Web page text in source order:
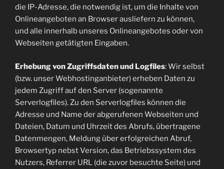
die IP-Adresse, die notwendig ist, um die Inhalte von
Onlineangeboten an Browser ausliefern zu können,
und alle innerhalb unseres Onlineangebotes oder von
Webseiten getätigten Eingaben.
Erhebung von Zugriffsdaten und Logfiles: Wir selbst
(bzw. unser Webhostinganbieter) erheben Daten zu
jedem Zugriff auf den Server (sogenannte
Serverlogfiles). Zu den Serverlogfiles können die
Adresse und Name der abgerufenen Webseiten und
Dateien, Datum und Uhrzeit des Abrufs, übertragene
Datenmengen, Meldung über erfolgreichen Abruf,
Browsertyp nebst Version, das Betriebssystem des
Nutzers, Referrer URL (die zuvor besuchte Seite) und